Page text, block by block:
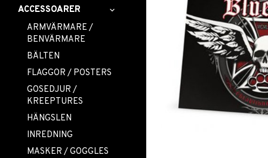
ACCESSOARER
ARMVÄRMARE /
BENVÄRMARE
BÄLTEN
FLAGGOR / POSTERS
GOSEDJUR /
KREEPTURES
HÄNGSLEN
INREDNING
MASKER / GOGGLES